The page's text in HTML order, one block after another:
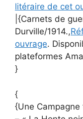
litéraire de cet
|{Carnets de
Durville/1914.,
ouvrage.
plateformes
}
{
{Une